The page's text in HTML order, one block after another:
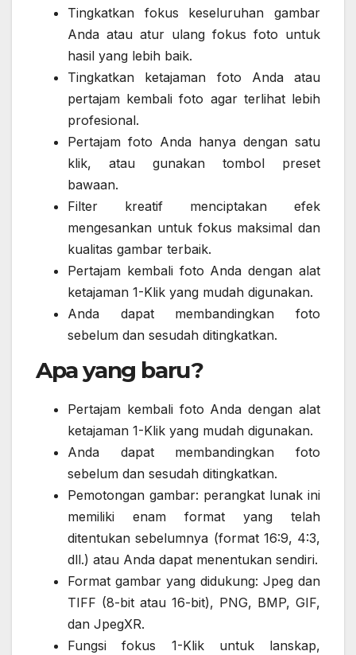
Tingkatkan fokus keseluruhan gambar
Anda atau atur ulang fokus foto untuk
hasil yang lebih baik.
Tingkatkan ketajaman foto Anda atau
pertajam kembali foto agar terlihat lebih
profesional.
Pertajam foto Anda hanya dengan satu
klik, atau gunakan tombol preset
bawaan.
Filter kreatif menciptakan efek
mengesankan untuk fokus maksimal dan
kualitas gambar terbaik.
Pertajam kembali foto Anda dengan alat
ketajaman 1-Klik yang mudah digunakan.
Anda dapat membandingkan foto
sebelum dan sesudah ditingkatkan.
Apa yang baru?
Pertajam kembali foto Anda dengan alat
ketajaman 1-Klik yang mudah digunakan.
Anda dapat membandingkan foto
sebelum dan sesudah ditingkatkan.
Pemotongan gambar: perangkat lunak ini
memiliki enam format yang telah
ditentukan sebelumnya (format 16:9, 4:3,
dll.) atau Anda dapat menentukan sendiri.
Format gambar yang didukung: Jpeg dan
TIFF (8-bit atau 16-bit), PNG, BMP, GIF,
dan JpegXR.
Fungsi fokus 1-Klik untuk lanskap,